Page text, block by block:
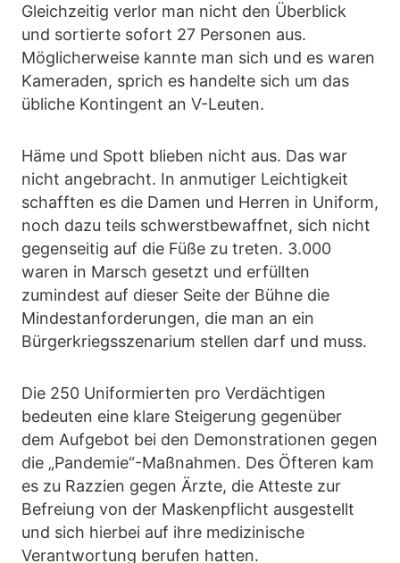
Gleichzeitig verlor man nicht den Überblick
und sortierte sofort 27 Personen aus.
Möglicherweise kannte man sich und es waren
Kameraden, sprich es handelte sich um das
übliche Kontingent an V-Leuten.
Häme und Spott blieben nicht aus. Das war
nicht angebracht. In anmutiger Leichtigkeit
schafften es die Damen und Herren in Uniform,
noch dazu teils schwerstbewaffnet, sich nicht
gegenseitig auf die Füße zu treten. 3.000
waren in Marsch gesetzt und erfüllten
zumindest auf dieser Seite der Bühne die
Mindestanforderungen, die man an ein
Bürgerkriegsszenarium stellen darf und muss.
Die 250 Uniformierten pro Verdächtigen
bedeuten eine klare Steigerung gegenüber
dem Aufgebot bei den Demonstrationen gegen
die „Pandemie“-Maßnahmen. Des Öfteren kam
es zu Razzien gegen Ärzte, die Atteste zur
Befreiung von der Maskenpflicht ausgestellt
und sich hierbei auf ihre medizinische
Verantwortung berufen hatten.